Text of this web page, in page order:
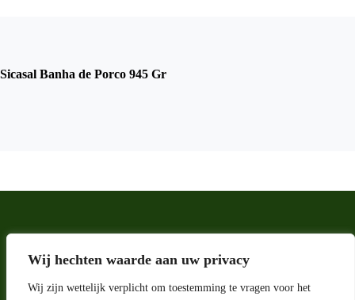
Wij hechten waarde aan uw privacy
Wij zijn wettelijk verplicht om toestemming te vragen voor het
Sicasal Banha de Porco 945 Gr